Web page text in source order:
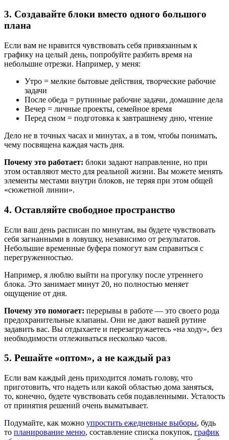
3. Создавайте блоки вместо одного большого
плана
Если вам не нравится чувствовать себя привязанным к
графику на целый день, попробуйте разбить время на
небольшие отрезки. Например, у меня:
Утро = мелкие бытовые действия, творческие рабочие
задачи
После обеда = рутинные рабочие задачи, домашние дела
Вечер = личные проекты, семейное время
Перед сном = подготовка к завтрашнему дню, чтение
Дело не в точных часах и минутах, а в том, чтобы понимать,
чему посвящена каждая часть дня.
Почему это работает: блоки задают направление, но при
этом оставляют место для реальной жизни. Вы можете менять
элементы местами внутри блоков, не теряя при этом общей
«сюжетной линии».
4. Оставляйте свободное пространство
Если ваш день расписан по минутам, вы будете чувствовать
себя загнанными в ловушку, независимо от результатов.
Небольшие временные буфера помогут вам справиться с
перегруженностью.
Например, я люблю выйти на прогулку после утреннего
блока. Это занимает минут 20, но полностью меняет
ощущение от дня.
Почему это помогает: перерывы в работе — это своего рода
предохранительные клапаны. Они не дают вашей рутине
задавить вас. Вы отдыхаете и перезагружаетесь «на ходу», без
необходимости отлеживаться несколько часов.
5. Решайте «оптом», а не каждый раз
Если вам каждый день приходится ломать голову, что
приготовить, что надеть или какой областью дома заняться,
то, конечно, будете чувствовать себя подавленными. Усталость
от принятия решений очень выматывает.
Подумайте, как можно упростить ежедневные выборы, будь
то планирование меню, составление списка покупок, график